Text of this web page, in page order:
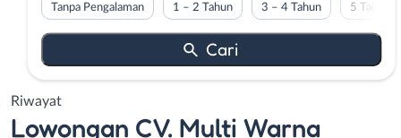
Tanpa Pengalaman 1 – 2 Tahun 3 – 4 Tahun 5 Tahun
Riwayat
Lowongan CV. Multi Warna